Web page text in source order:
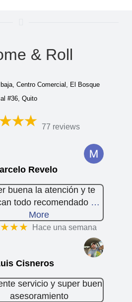
& Roll
Centro Comercial, El Bosque
#36, Quito
77 reviews
Revelo
buena la atención y te
todo recomendado …
More
Hace una semana
Cisneros
servicio y super buen
asesoramiento